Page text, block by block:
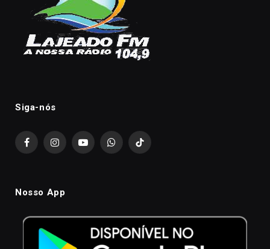
Siga-nós
FacebookInstagramYouTubeWhatsAppTikTok
Nosso App